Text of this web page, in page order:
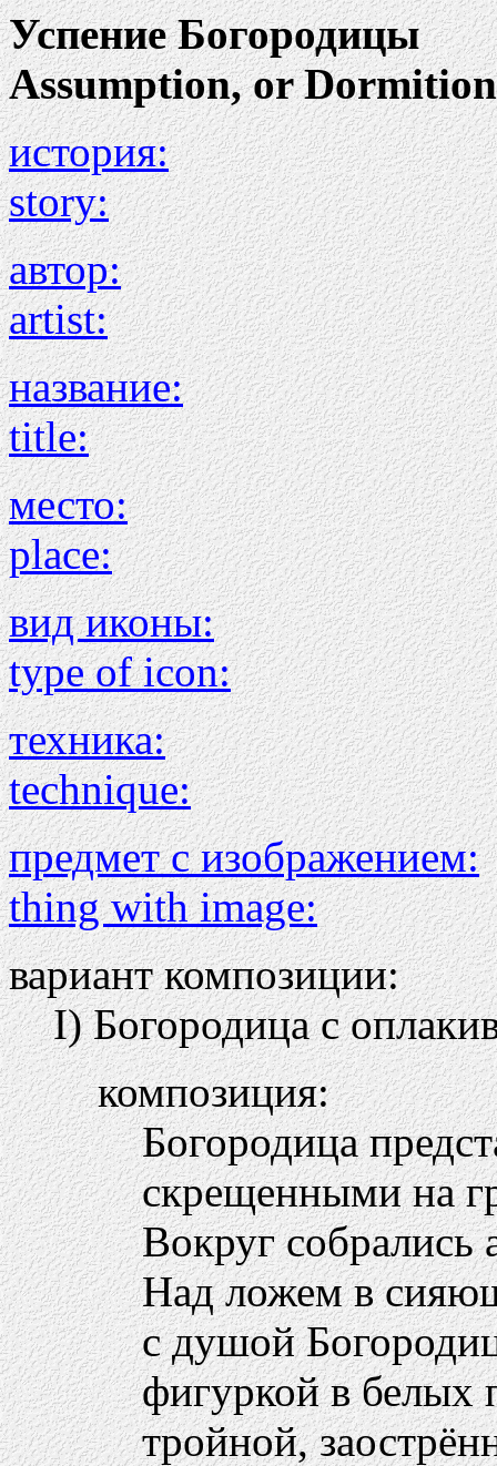
Успение Богородицы
Assumption, or
история:
story:
автор:
artist:
название:
title:
место:
place:
вид иконы:
type of icon:
техника:
technique:
предмет с изображением:
thing with image:
вариант композиции:
I) Богородица с
композиция:
Богородица
скрещенными на
Вокруг собрались
Над ложем в
с душой
фигуркой в белых
тройной,